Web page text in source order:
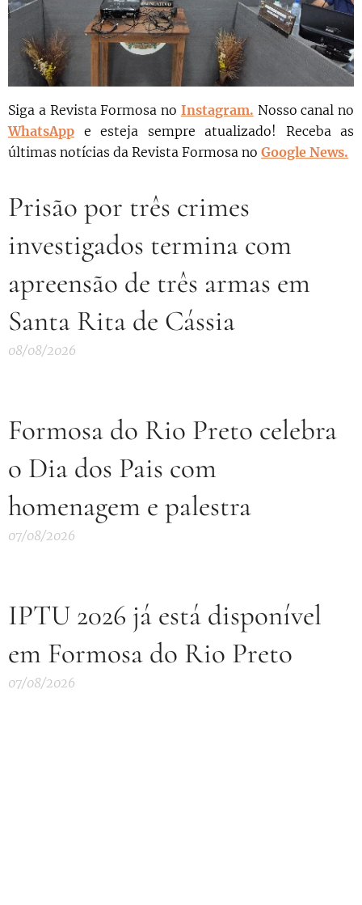
Siga a Revista Formosa no Instagram. Nosso canal no
WhatsApp e esteja sempre atualizado! Receba as
últimas notícias da Revista Formosa no Google News.
Prisão por três crimes
investigados termina com
apreensão de três armas em
Santa Rita de Cássia
08/08/2026
Formosa do Rio Preto celebra
o Dia dos Pais com
homenagem e palestra
07/08/2026
IPTU 2026 já está disponível
em Formosa do Rio Preto
07/08/2026